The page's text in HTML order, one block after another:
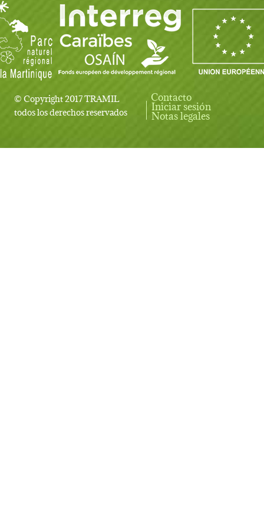
© Copyright 2017 TRAMIL
todos los derechos reservados
User account menu
Contacto
Iniciar sesión
Notas legales